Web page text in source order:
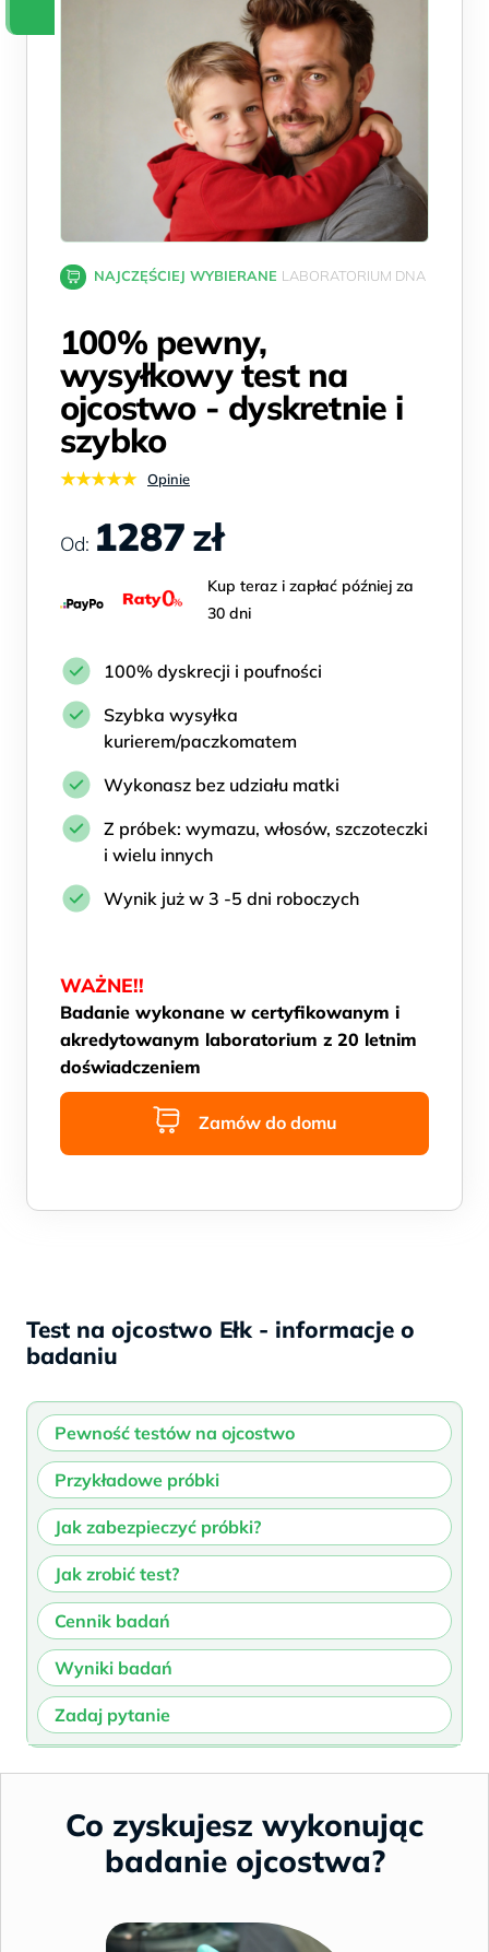
NAJCZĘŚCIEJ WYBIERANE LABORATORIUM DNA
100% pewny,
wysyłkowy test na
ojcostwo - dyskretnie i
szybko
★★★★★ Opinie
Od: 1287zł
Kup teraz i zapłać później za
30 dni
100% dyskrecji i poufności
Szybka wysyłka
kurierem/paczkomatem
Wykonasz bez udziału matki
Z próbek: wymazu, włosów, szczoteczki
i wielu innych
Wynik już w 3 -5 dni roboczych
WAŻNE!!
Badanie wykonane w certyfikowanym i
akredytowanym laboratorium z 20 letnim
doświadczeniem
Zamów do domu
Test na ojcostwo Ełk - informacje o
badaniu
Pewność testów na ojcostwo
Przykładowe próbki
Jak zabezpieczyć próbki?
Jak zrobić test?
Cennik badań
Wyniki badań
Zadaj pytanie
Co zyskujesz wykonując
badanie ojcostwa?